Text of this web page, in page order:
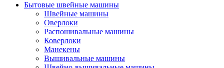
Бытовые швейные машины
Швейные машины
Оверлоки
Распошивальные машины
Коверлоки
Манекены
Вышивальные машины